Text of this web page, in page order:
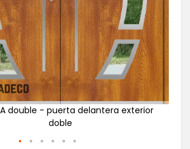
double - puerta delantera exterior
doble